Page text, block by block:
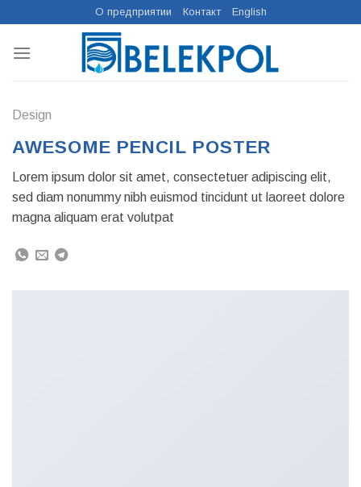
content
О предприятии Контакт English
Design
AWESOME PENCIL POSTER
Lorem ipsum dolor sit amet, consectetuer adipiscing elit,
sed diam nonummy nibh euismod tincidunt ut laoreet dolore
magna aliquam erat volutpat